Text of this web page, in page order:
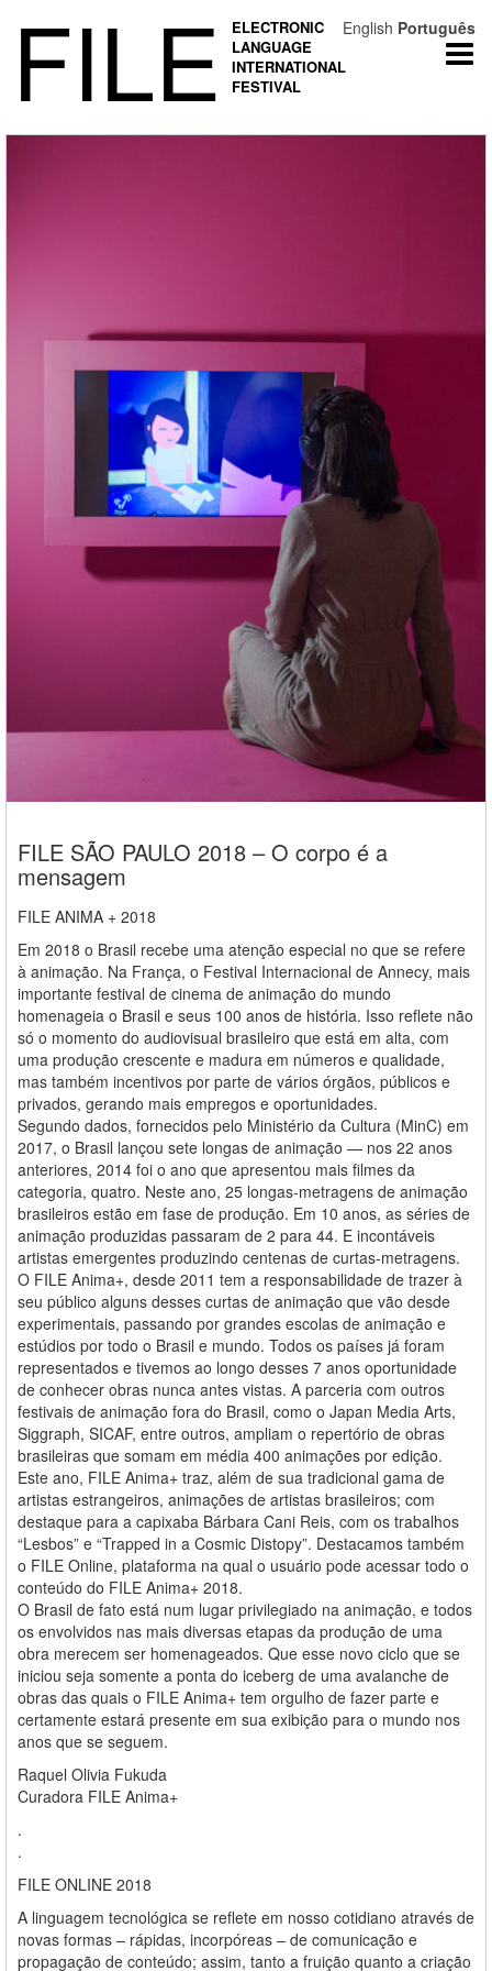
FILE
ELECTRONIC
LANGUAGE
INTERNATIONAL
FESTIVAL
FILE SÃO PAULO 2018 – O corpo é a
mensagem
FILE ANIMA + 2018
Em 2018 o Brasil recebe uma atenção especial no que se refere
à animação. Na França, o Festival Internacional de Annecy, mais
importante festival de cinema de animação do mundo
homenageia o Brasil e seus 100 anos de história. Isso reflete não
só o momento do audiovisual brasileiro que está em alta, com
uma produção crescente e madura em números e qualidade,
mas também incentivos por parte de vários órgãos, públicos e
privados, gerando mais empregos e oportunidades.
Segundo dados, fornecidos pelo Ministério da Cultura (MinC) em
2017, o Brasil lançou sete longas de animação — nos 22 anos
anteriores, 2014 foi o ano que apresentou mais filmes da
categoria, quatro. Neste ano, 25 longas-metragens de animação
brasileiros estão em fase de produção. Em 10 anos, as séries de
animação produzidas passaram de 2 para 44. E incontáveis
artistas emergentes produzindo centenas de curtas-metragens.
O FILE Anima+, desde 2011 tem a responsabilidade de trazer à
seu público alguns desses curtas de animação que vão desde
experimentais, passando por grandes escolas de animação e
estúdios por todo o Brasil e mundo. Todos os países já foram
representados e tivemos ao longo desses 7 anos oportunidade
de conhecer obras nunca antes vistas. A parceria com outros
festivais de animação fora do Brasil, como o Japan Media Arts,
Siggraph, SICAF, entre outros, ampliam o repertório de obras
brasileiras que somam em média 400 animações por edição.
Este ano, FILE Anima+ traz, além de sua tradicional gama de
artistas estrangeiros, animações de artistas brasileiros; com
destaque para a capixaba Bárbara Cani Reis, com os trabalhos
“Lesbos” e “Trapped in a Cosmic Distopy”. Destacamos também
o FILE Online, plataforma na qual o usuário pode acessar todo o
conteúdo do FILE Anima+ 2018.
O Brasil de fato está num lugar privilegiado na animação, e todos
os envolvidos nas mais diversas etapas da produção de uma
obra merecem ser homenageados. Que esse novo ciclo que se
iniciou seja somente a ponta do iceberg de uma avalanche de
obras das quais o FILE Anima+ tem orgulho de fazer parte e
certamente estará presente em sua exibição para o mundo nos
anos que se seguem.
Raquel Olivia Fukuda
Curadora FILE Anima+
.
.
FILE ONLINE 2018
A linguagem tecnológica se reflete em nosso cotidiano através de
novas formas – rápidas, incorpóreas – de comunicação e
propagação de conteúdo; assim, tanto a fruição quanto a criação
English Português